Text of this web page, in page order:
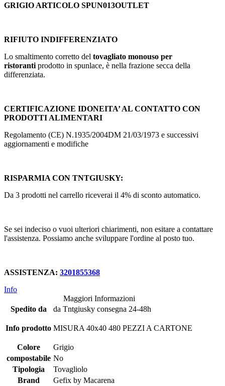
GRIGIO ARTICOLO SPUN013OUTLET
RIFIUTO INDIFFERENZIATO
Lo smaltimento corretto del tovagliato monouso per
ristoranti prodotto in spunlace, è nella frazione secca della
differenziata.
CERTIFICAZIONE IDONEITA’ AL CONTATTO CON
PRODOTTI ALIMENTARI
Regolamento (CE) N.1935/2004DM 21/03/1973 e successivi
aggiornamenti e modifiche
RISPARMIA CON TNTGIUSKY:
Da 3 prodotti nel carrello riceverai il 4% di sconto automatico.
Se sei indeciso o vuoi ulteriori chiarimenti, non esitare a contattare
l'assistenza. Possiamo anche sviluppare l'ordine al posto tuo.
ASSISTENZA: 3201855368
Info
Maggiori Informazioni
Spedito da
da Tntgiusky consegna 24-48h
Info prodotto MISURA 40x40 480 PEZZI A CARTONE
Colore
Grigio
compostabile No
Tipologia
Tovagliolo
Brand
Gefix by Macarena